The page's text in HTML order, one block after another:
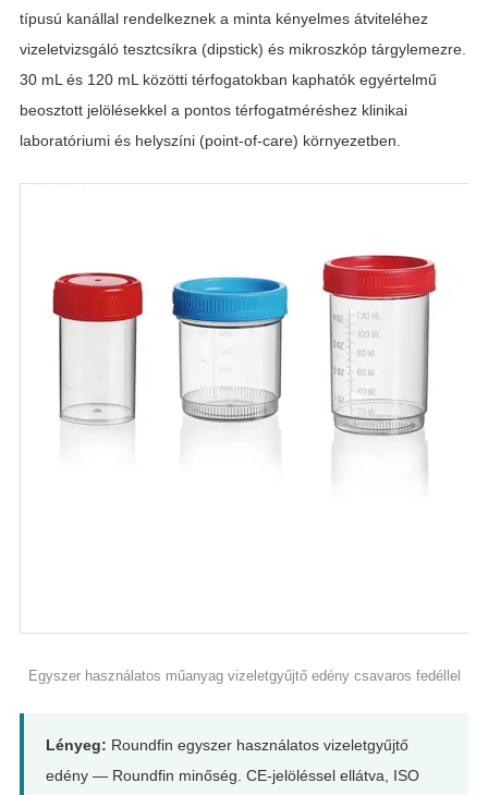
típusú kanállal rendelkeznek a minta kényelmes átviteléhez
vizeletvizsgáló tesztcsíkra (dipstick) és mikroszkóp tárgylemezre.
30 mL és 120 mL közötti térfogatokban kaphatók egyértelmű
beosztott jelölésekkel a pontos térfogatméréshez klinikai
laboratóriumi és helyszíni (point-of-care) környezetben.
Egyszer használatos műanyag vizeletgyűjtő edény csavaros fedéllel
Lényeg: Roundfin egyszer használatos vizeletgyűjtő
edény — Roundfin minőség. CE-jelöléssel ellátva, ISO